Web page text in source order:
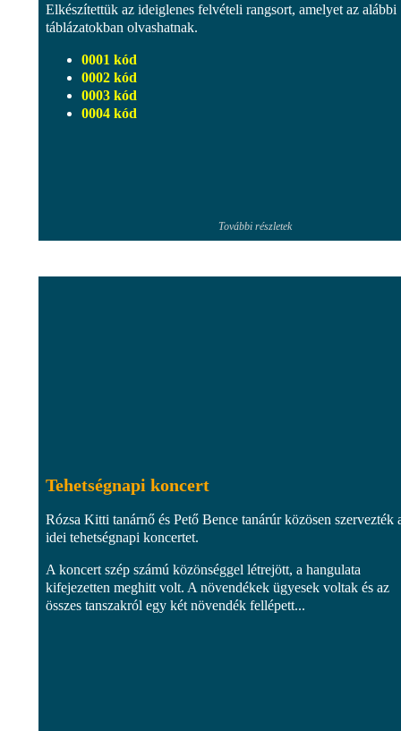
Elkészítettük az ideiglenes felvételi rangsort, amelyet az alábbi
táblázatokban olvashatnak.
0001 kód
0002 kód
0003 kód
0004 kód
További részletek
Tehetségnapi koncert
Rózsa Kitti tanárnő és Pető Bence tanárúr közösen szervezték
idei tehetségnapi koncertet.
A koncert szép számú közönséggel létrejött, a hangulata
kifejezetten meghitt volt. A növendékek ügyesek voltak és az
összes tanszakról egy két növendék fellépett...